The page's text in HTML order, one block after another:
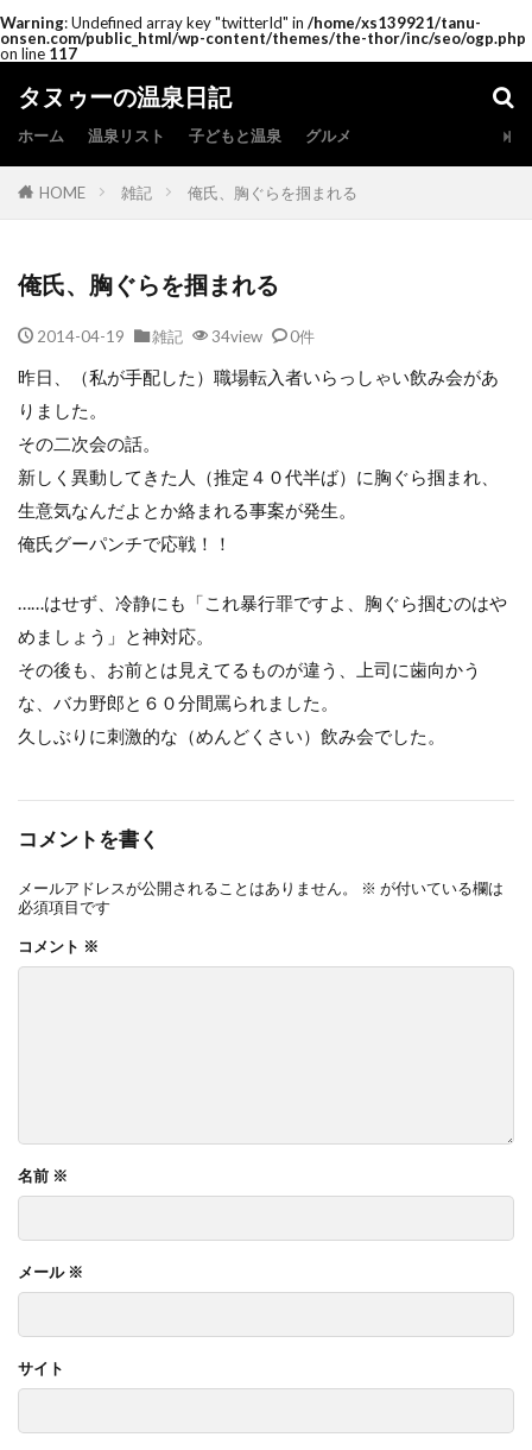
Warning: Undefined array key "twitterId" in /home/xs139921/tanu-
onsen.com/public_html/wp-content/themes/the-thor/inc/seo/ogp.php
on line 117
タヌゥーの温泉日記
ホーム 温泉リスト 子どもと温泉 グルメ
HOME 雑記 俺氏、胸ぐらを掴まれる
俺氏、胸ぐらを掴まれる
2014-04-19 雑記 34view 0件
昨日、（私が手配した）職場転入者いらっしゃい飲み会があ
りました。
その二次会の話。
新しく異動してきた人（推定４０代半ば）に胸ぐら掴まれ、
生意気なんだよとか絡まれる事案が発生。
俺氏グーパンチで応戦！！
……はせず、冷静にも「これ暴行罪ですよ、胸ぐら掴むのはや
めましょう」と神対応。
その後も、お前とは見えてるものが違う、上司に歯向かう
な、バカ野郎と６０分間罵られました。
久しぶりに刺激的な（めんどくさい）飲み会でした。
コメントを書く
メールアドレスが公開されることはありません。 ※ が付いている欄は
必須項目です
コメント ※
名前 ※
メール ※
サイト